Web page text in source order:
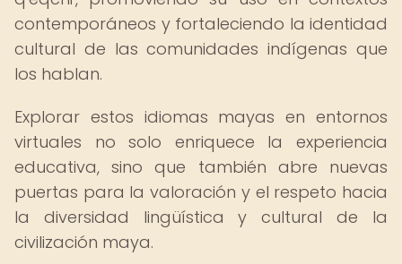
contemporáneos y fortaleciendo la identidad
cultural de las comunidades indígenas que
los hablan.
Explorar estos idiomas mayas en entornos
virtuales no solo enriquece la experiencia
educativa, sino que también abre nuevas
puertas para la valoración y el respeto hacia
la diversidad lingüística y cultural de la
civilización maya.